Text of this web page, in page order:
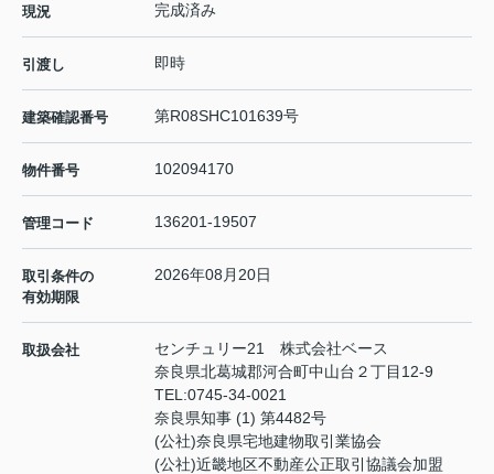
現況 完成済み
引渡し 即時
建築確認番号 第R08SHC101639号
物件番号 102094170
管理コード 136201-19507
取引条件の
有効期限
2026年08月20日
取扱会社
センチュリー21 株式会社ベース
奈良県北葛城郡河合町中山台２丁目12-9
TEL:0745-34-0021
奈良県知事 (1) 第4482号
(公社)奈良県宅地建物取引業協会
(公社)近畿地区不動産公正取引協議会加盟